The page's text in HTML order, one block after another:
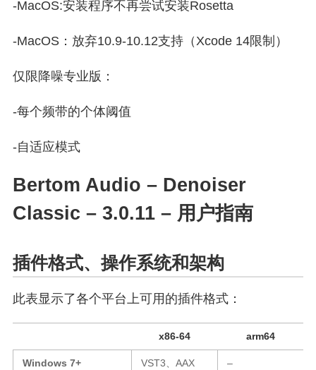
-MacOS:安装程序不再尝试安装Rosetta
-MacOS：放弃10.9-10.12支持（Xcode 14限制）
仅限降噪专业版：
-每个频带的个体阈值
-自适应模式
Bertom Audio – Denoiser
Classic – 3.0.11 – 用户指南
插件格式、操作系统和架构
此表显示了各个平台上可用的插件格式：
x86-64 arm64
Windows 7+ VST3、AAX –